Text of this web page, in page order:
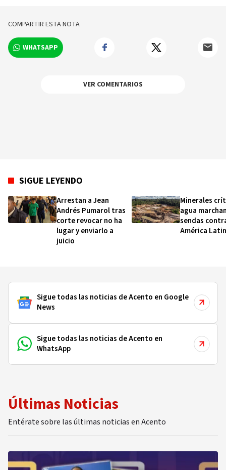
COMPARTIR ESTA NOTA
WHATSAPP
VER COMENTARIOS
SIGUE LEYENDO
Arrestan a Jean
Andrés Pumarol tras
corte revocar no ha
lugar y enviarlo a
juicio
Minerales
agua
sendas
América
Sigue todas las noticias de Acento en Google
News
Sigue todas las noticias de Acento en
WhatsApp